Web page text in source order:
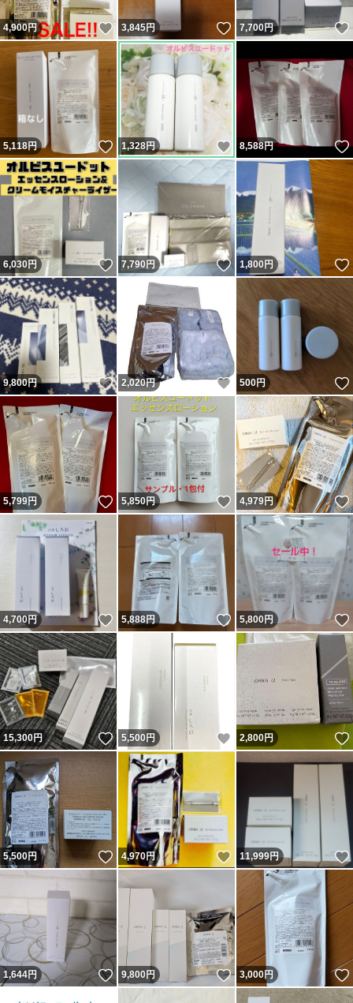
4,900円 いいね！
3,845円 いいね！
7,700円
5,118円 いいね！
1,328円 いいね！
8,588円
6,030円 いいね！
7,790 円 いいね！
1,800円
9,800円 いいね！
2,020円 いいね！
500円
5,799円 いいね！
5,850円 いいね！
4,979円
4,700円 いいね！
5,888円 いいね！
5,800円
15,300円 いいね！
5,500円 いいね！
2,800円
5,500円 いいね！
4,970円 いいね！
11,999円
1,644円 いいね！
9,800円 いいね！
3,000円